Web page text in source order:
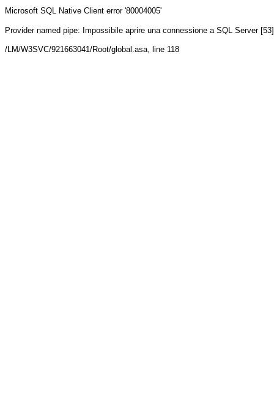
Microsoft SQL Native Client error '80004005'
Provider named pipe: Impossibile aprire una connessione a SQL Server
/LM/W3SVC/921663041/Root/global.asa, line 118